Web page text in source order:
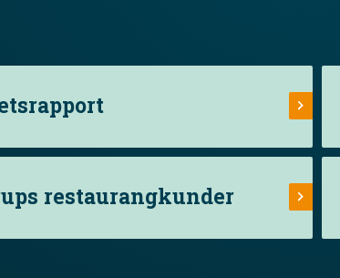
restaurangkunder